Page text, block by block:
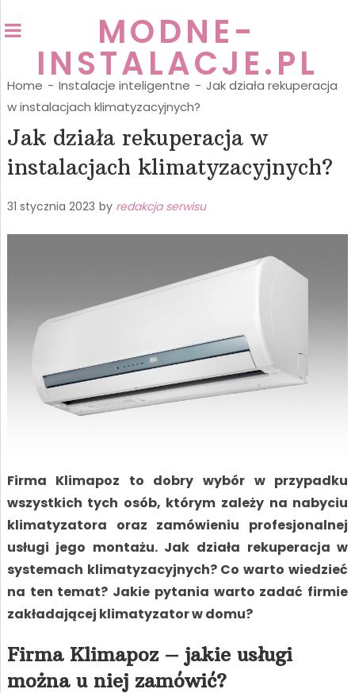
MODNE-
INSTALACJE.PL
Home - Instalacje inteligentne - Jak działa rekuperacja
w instalacjach klimatyzacyjnych?
Jak działa rekuperacja w
instalacjach klimatyzacyjnych?
31 stycznia 2023 by redakcja serwisu
Firma Klimapoz to dobry wybór w przypadku
wszystkich tych osób, którym zależy na nabyciu
klimatyzatora oraz zamówieniu profesjonalnej
usługi jego montażu. Jak działa rekuperacja w
systemach klimatyzacyjnych? Co warto wiedzieć
na ten temat? Jakie pytania warto zadać firmie
zakładającej klimatyzator w domu?
Firma Klimapoz – jakie usługi
można u niej zamówić?